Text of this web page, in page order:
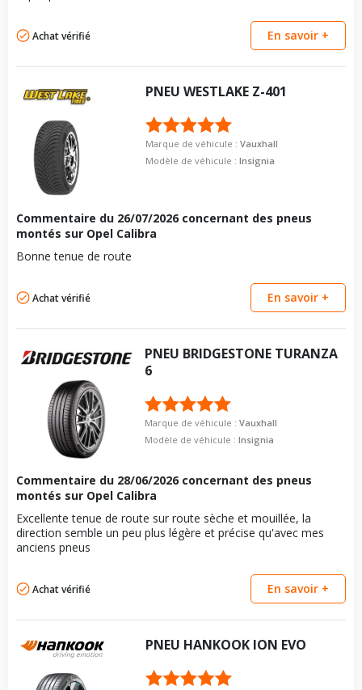
Achat vérifié En savoir +
PNEU WESTLAKE Z-401
Marque de véhicule : Vauxhall
Modèle de véhicule : Insignia
Commentaire du 26/07/2026 concernant des pneus
montés sur Opel Calibra
Bonne tenue de route
Achat vérifié En savoir +
PNEU BRIDGESTONE TURANZA
6
Marque de véhicule : Vauxhall
Modèle de véhicule : Insignia
Commentaire du 28/06/2026 concernant des pneus
montés sur Opel Calibra
Excellente tenue de route sur route sèche et mouillée, la
direction semble un peu plus légère et précise qu'avec mes
anciens pneus
Achat vérifié En savoir +
PNEU HANKOOK ION EVO